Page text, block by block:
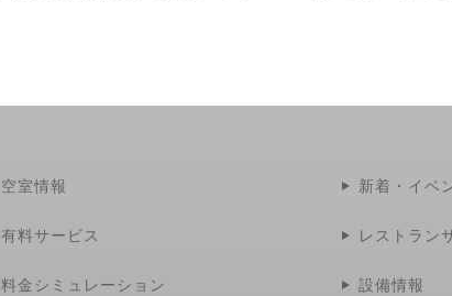
空室情報 新着・イベ
有料サービス レストラン
料金シミュレーション 設備情報